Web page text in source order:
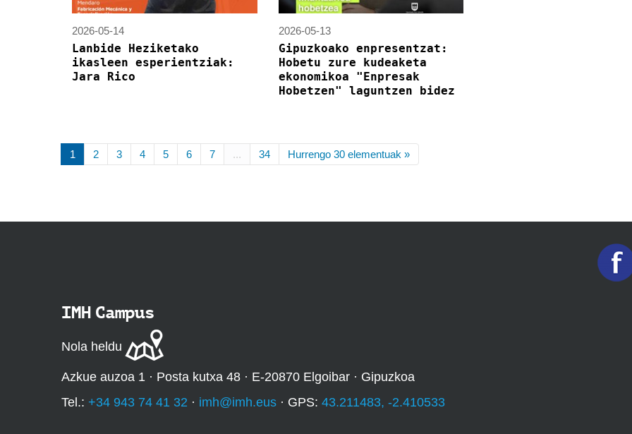
2026-05-14
Lanbide Heziketako
ikasleen esperientziak:
Jara Rico
2026-05-13
Gipuzkoako enpresentzat:
Hobetu zure kudeaketa
ekonomikoa "Enpresak
Hobetzen" laguntzen bidez
1 2 3 4 5 6 7 ... 34 Hurrengo 30 elementuak »
IMH Campus
Nola heldu
Azkue auzoa 1 · Posta kutxa 48 · E-20870 Elgoibar · Gipuzkoa
Tel.: +34 943 74 41 32 · imh@imh.eus · GPS: 43.211483, -2.410533